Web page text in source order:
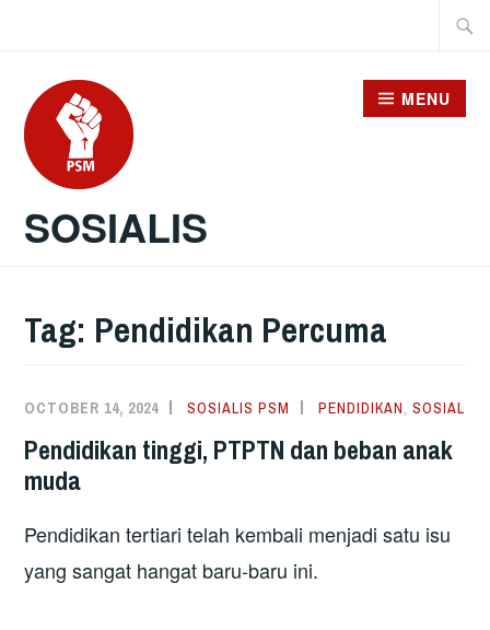
content
SOSIALIS
MENU
Tag: Pendidikan Percuma
OCTOBER 14, 2024 SOSIALIS PSM PENDIDIKAN,SOSIAL
Pendidikan tinggi, PTPTN dan beban anak
muda
Pendidikan tertiari telah kembali menjadi satu isu
yang sangat hangat baru-baru ini.